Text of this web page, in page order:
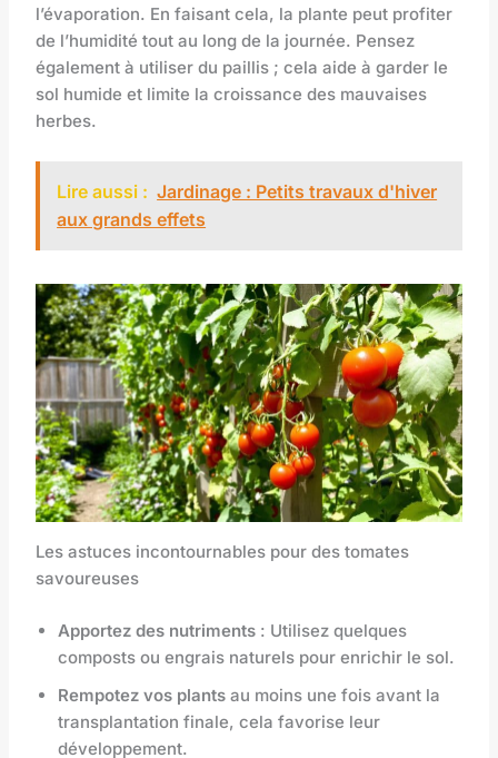
l’évaporation. En faisant cela, la plante peut profiter
de l’humidité tout au long de la journée. Pensez
également à utiliser du paillis ; cela aide à garder le
sol humide et limite la croissance des mauvaises
herbes.
Lire aussi : Jardinage : Petits travaux d'hiver
aux grands effets
Les astuces incontournables pour des tomates
savoureuses
Apportez des nutriments : Utilisez quelques
composts ou engrais naturels pour enrichir le sol.
Rempotez vos plants au moins une fois avant la
transplantation finale, cela favorise leur
développement.